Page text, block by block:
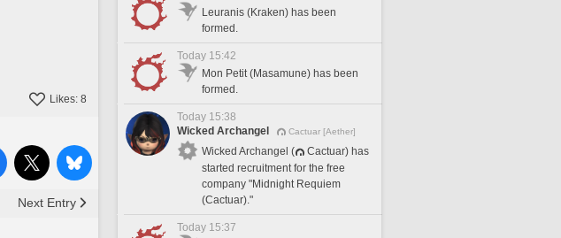
Likes: 8
Next Entry
Leuranis (Kraken) has been
formed.
Today 15:42
Mon Petit (Masamune) has been
formed.
Today 15:38
Wicked Archangel
Cactuar [Aether]
Wicked Archangel (
Cactuar) has
started recruitment for the free
company "Midnight Requiem
(Cactuar)."
Today 15:37